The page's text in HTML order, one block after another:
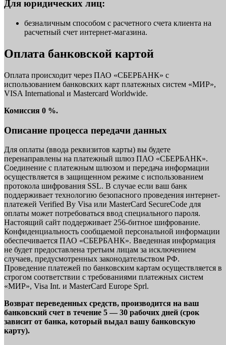
Для юридических лиц:
безналичным способом с расчетного счета клиента на
расчетный счет интернет-магазина.
Оплата банковской картой
Оплата происходит через ПАО «СБЕРБАНК» с
использованием банковских карт платежных систем «МИР»,
VISA International и Mastercard Worldwide.
Комиссия 0 %.
Описание процесса передачи данных
Для оплаты (ввода реквизитов карты) вы будете
перенаправлены на платежный шлюз ПАО «СБЕРБАНК».
Соединение с платежным шлюзом и передача информации
осуществляется в защищенном режиме с использованием
протокола шифрования SSL. В случае если ваш банк
поддерживает технологию безопасного проведения интернет-
платежей Verified By Visa или MasterCard SecureCode для
оплаты может потребоваться ввод специального пароля.
Настоящий сайт поддерживает 256-битное шифрование.
Конфиденциальность сообщаемой персональной информации
обеспечивается ПАО «СБЕРБАНК». Введенная информация
не будет предоставлена третьим лицам за исключением
случаев, предусмотренных законодательством РФ.
Проведение платежей по банковским картам осуществляется в
строгом соответствии с требованиями платежных систем
«МИР», Visa Int. и MasterCard Europe Sprl.
Возврат переведенных средств, производится на ваш
банковский счет в течение 5 — 30 рабочих дней (срок
зависит от банка, который выдал вашу банковскую
карту).